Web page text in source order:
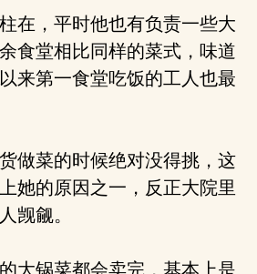
在，平时他也有负责一些大
食堂相比同样的菜式，味道
来第一食堂吃饭的工人也最
做菜的时候绝对没得挑，这
她的原因之一，反正大院里
觊觎。
大锅菜都会卖完，基本上是